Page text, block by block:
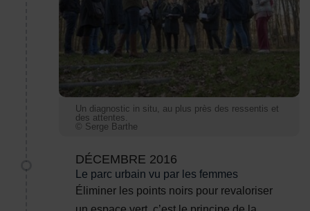
Un diagnostic in situ, au plus près des ressentis et
des attentes.
© Serge Barthe
DÉCEMBRE 2016
Le parc urbain vu par les femmes
Éliminer les points noirs pour revaloriser